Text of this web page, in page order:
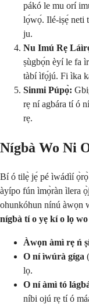
pákó le mu orí
lọ́wọ́. Ilé-iṣẹ́ neti
ju.
Nu Imú Rẹ
ṣùgbọ́n èyí le fa
tàbí ìfọ́jú. Fi ìka
Sinmi Púpọ̀:
rẹ ní agbára tí ó
rẹ.
Nígbà Wo Ni
Bí ó tilẹ̀ jẹ́ pé ìwádìí
àyípo fún ìmọ̀ràn ìlera
ohunkóhun nínú àwọn
nígbà tí o yẹ kí o lọ
Àwọn àmì rẹ ń
O ní ìwúrà gíga
lọ.
O ní àmì tó
níbi ojú rẹ tí ó